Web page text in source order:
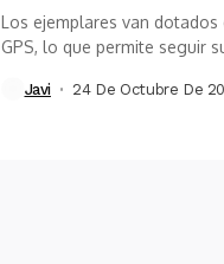
Los ejemplares van dotados
GPS, lo que permite seguir
Javi 24 De Octubre De